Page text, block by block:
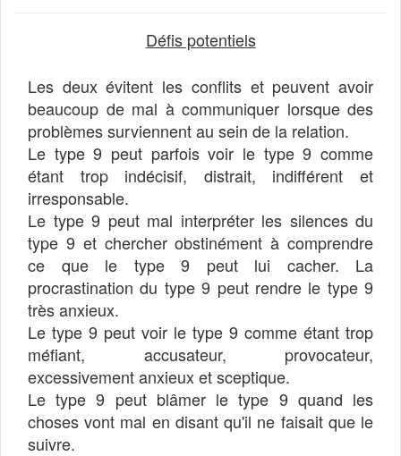
Défis potentiels
Les deux évitent les conflits et peuvent avoir
beaucoup de mal à communiquer lorsque des
problèmes surviennent au sein de la relation.
Le type 9 peut parfois voir le type 9 comme
étant trop indécisif, distrait, indifférent et
irresponsable.
Le type 9 peut mal interpréter les silences du
type 9 et chercher obstinément à comprendre
ce que le type 9 peut lui cacher. La
procrastination du type 9 peut rendre le type 9
très anxieux.
Le type 9 peut voir le type 9 comme étant trop
méfiant, accusateur, provocateur,
excessivement anxieux et sceptique.
Le type 9 peut blâmer le type 9 quand les
choses vont mal en disant qu'il ne faisait que le
suivre.